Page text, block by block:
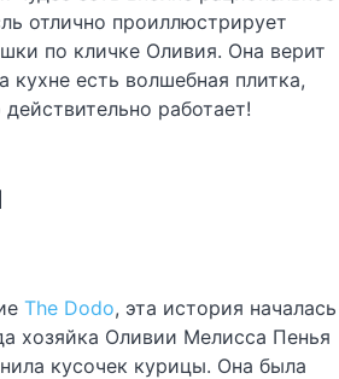
отлично проиллюстрирует
по кличке Оливия. Она верит
кухне есть волшебная плитка,
работает!
The Dodo, эта история началась
хозяйка Оливии Мелисса Пенья
кусочек курицы. Она была